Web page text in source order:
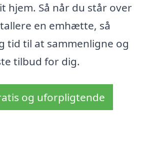
hjem. Så når du står over
en emhætte, så
tid til at sammenligne og
tilbud for dig.
og uforpligtende